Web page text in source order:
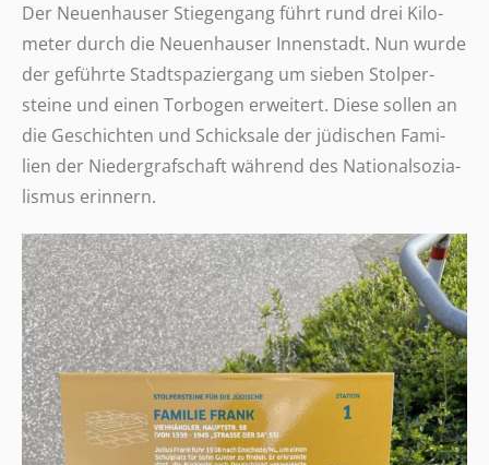
Der Neuen­hau­ser Stie­gen­gang führt rund drei Kilo­
me­ter durch die Neuen­hau­ser Innen­stadt. Nun wurde
der geführte Stadt­spa­zier­gang um sieben Stol­per­
steine und einen Torbo­gen erwei­tert. Diese sollen an
die Geschich­ten und Schick­sale der jüdi­schen Fami­
lien der Nieder­graf­schaft während des Natio­nal­so­zia­
lis­mus erinnern.